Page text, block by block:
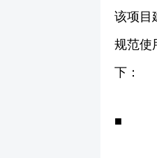
该项目
规范使
下：
■